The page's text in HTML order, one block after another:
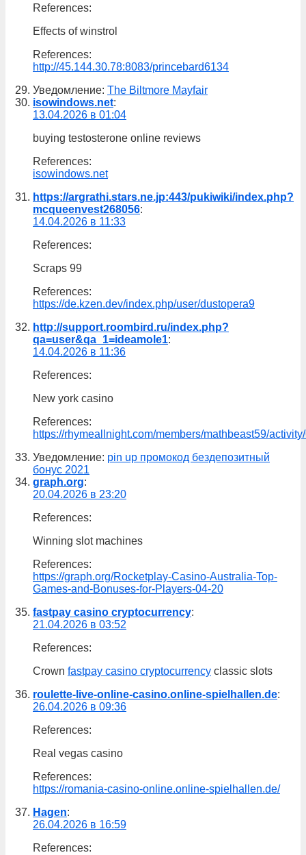
References:
Effects of winstrol
References:
http://45.144.30.78:8083/princebard6134
Уведомление: The Biltmore Mayfair
isowindows.net:
13.04.2026 в 01:04
buying testosterone online reviews
References:
isowindows.net
https://argrathi.stars.ne.jp:443/pukiwiki/index.php?
mcqueenvest268056:
14.04.2026 в 11:33
References:
Scraps 99
References:
https://de.kzen.dev/index.php/user/dustopera9
http://support.roombird.ru/index.php?
qa=user&qa_1=ideamole1:
14.04.2026 в 11:36
References:
New york casino
References:
https://rhymeallnight.com/members/mathbeast59/
Уведомление: pin up промокод бездепозитный
бонус 2021
graph.org:
20.04.2026 в 23:20
References:
Winning slot machines
References:
https://graph.org/Rocketplay-Casino-Australia-Top-
Games-and-Bonuses-for-Players-04-20
fastpay casino cryptocurrency:
21.04.2026 в 03:52
References:
Crown fastpay casino cryptocurrency classic slots
roulette-live-online-casino.online-spielhallen.de:
26.04.2026 в 09:36
References:
Real vegas casino
References:
https://romania-casino-online.online-spielhallen.de/
Hagen:
26.04.2026 в 16:59
References: